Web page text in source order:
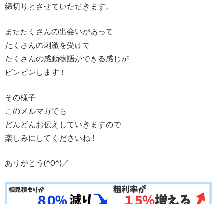
締切りとさせていただきます。
またたくさんの出会いがあって
たくさんの刺激を受けて
たくさんの感動物語ができる感じが
ビンビンします！
その様子
このメルマガでも
どんどんお伝えしていきますので
楽しみにしてくださいね！
ありがとう(^0^)／